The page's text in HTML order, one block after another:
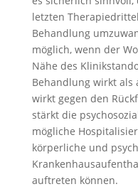
letzten
Behandlung
möglich, wenn der
Nähe des
Behandlung wirkt als
wirkt gegen den
stärkt die
mögliche
körperliche und
auftreten können.